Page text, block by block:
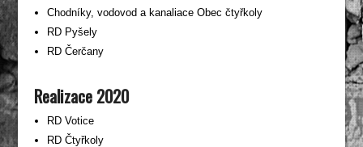
Chodníky, vodovod a kanaliace Obec čtyřkoly
RD Pyšely
RD Čerčany
Realizace 2020
RD Votice
RD Čtyřkoly